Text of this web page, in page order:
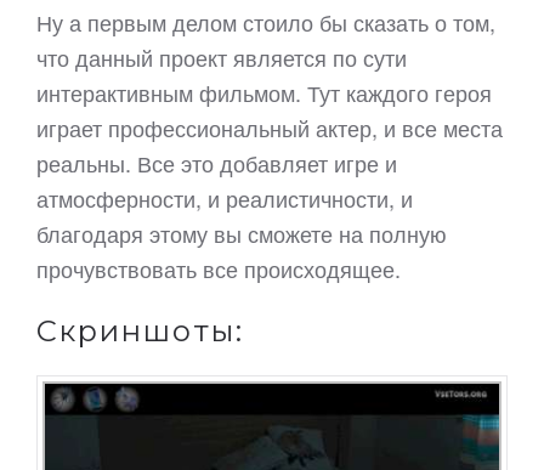
Ну а первым делом стоило бы сказать о том,
что данный проект является по сути
интерактивным фильмом. Тут каждого героя
играет профессиональный актер, и все места
реальны. Все это добавляет игре и
атмосферности, и реалистичности, и
благодаря этому вы сможете на полную
прочувствовать все происходящее.
Скриншоты: